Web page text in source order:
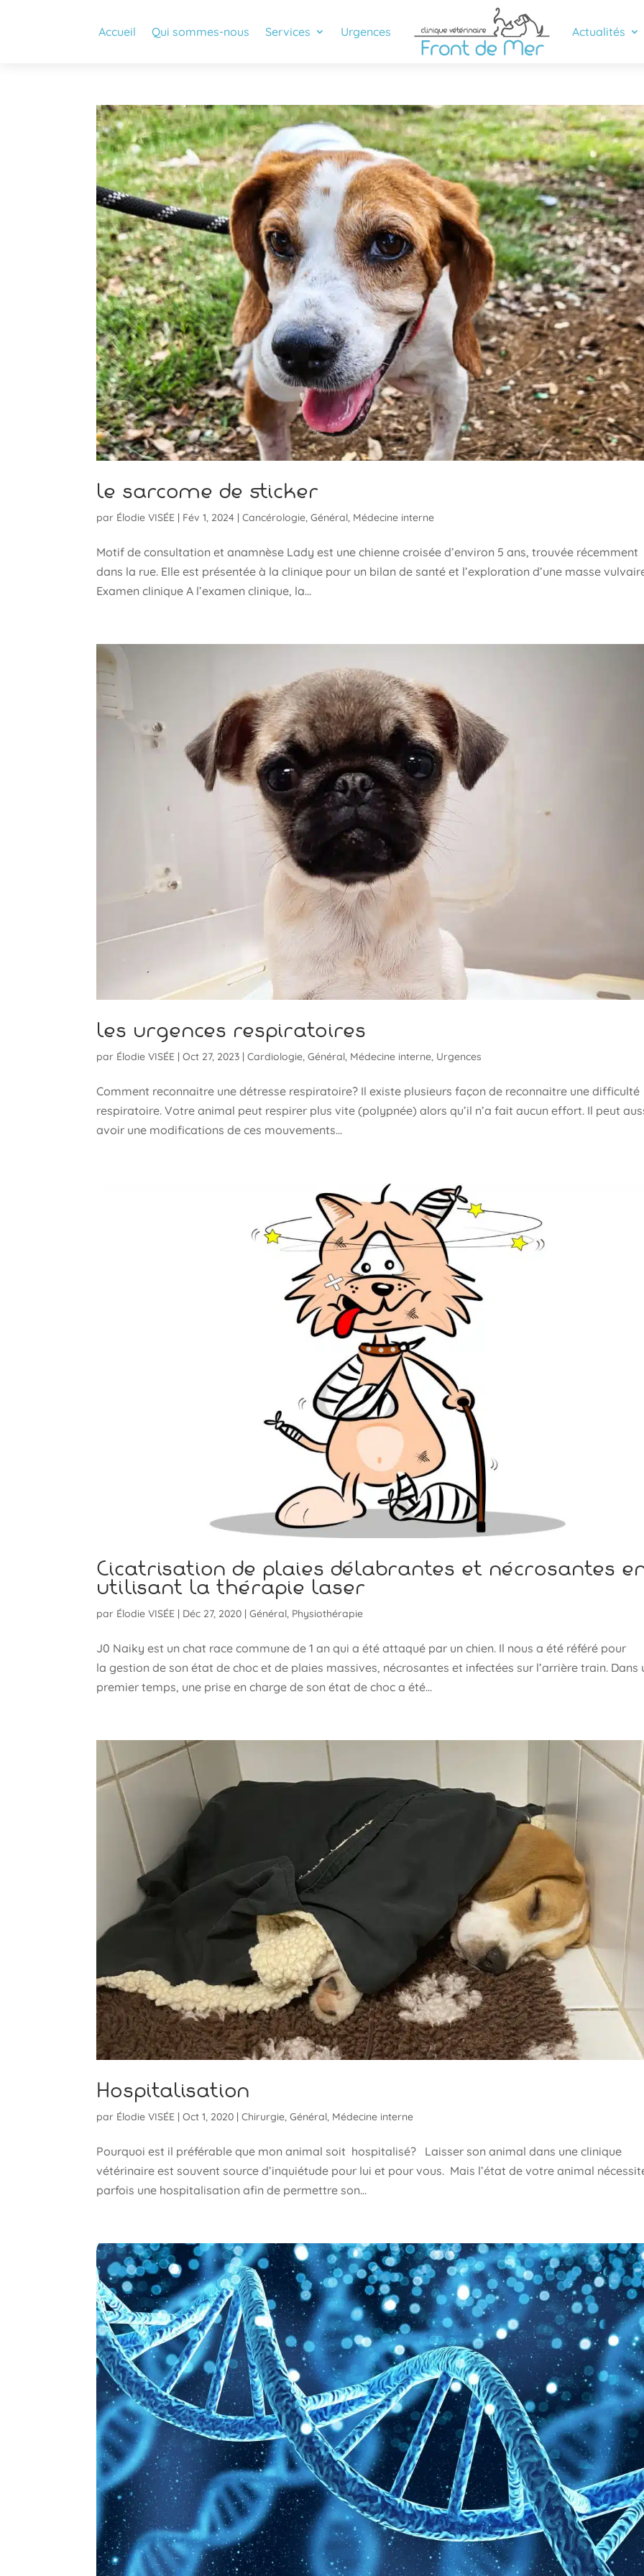
Accueil Qui sommes-nous Services Urgences Actualités
Le sarcome de sticker
par Élodie VISÉE | Fév 1, 2024 |Cancérologie,Général, Médecine interne
Motif de consultation et anamnèse Lady est une chienne croisée d’environ 5 ans, trouvée récemment
dans la rue. Elle est présentée à la clinique pour un bilan de santé et l’exploration d’une masse
Examen clinique A l’examen clinique, la...
Les urgences respiratoires
par Élodie VISÉE |Oct 27, 2023 |Cardiologie ,Général Médecine interne Urgences
Comment reconnaitre une détresse respiratoire? Il existe plusieurs façon de reconnaitre une difficulté
respiratoire. Votre animal peut respirer plus vite (polypnée) alors qu’il n’a fait aucun effort. Il peut
avoir une modifications de ces mouvements...
Cicatrisation de plaies délabrantes et nécrosantes
utilisant la thérapie laser
par Élodie VISÉE Déc 27, 2020 |Général, Physiothérapie
J0 Naiky est un chat race commune de 1 an qui a été attaqué par un chien. Il nous a été référé pour
la gestion de son état de choc et de plaies massives, nécrosantes et infectées sur l’arrière train. Dans
premier temps, une prise en charge de son état de choc a été...
Hospitalisation
par Élodie VISÉE |Oct 1, 2020 |Chirurgie,Général, Médecine interne
Pourquoi est il préférable que mon animal soit hospitalisé? Laisser son animal dans une clinique
vétérinaire est souvent source d’inquiétude pour lui et pour vous. Mais l’état de votre animal
parfois une hospitalisation afin de permettre son...